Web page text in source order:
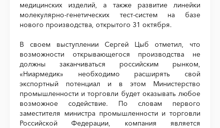
медицинских изделий, а также развитие линейки
молекулярно-генетических тест-систем на базе
нового производства, открытого 31 октября.
В своем выступлении Сергей Цыб отметил, что
возможности открывающегося производства не
должны заканчиваться российским рынком,
«Ниармедик» необходимо расширять свой
экспортный потенциал и в этом Министерство
промышленности и торговли будет оказывать любое
возможное содействие. По словам первого
заместителя министра промышленности и торговли
Российской Федерации, компания является